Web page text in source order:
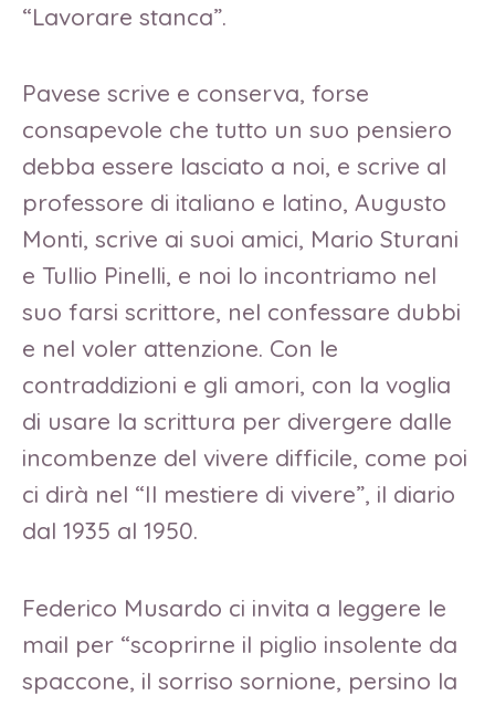
“Lavorare stanca”.
Pavese scrive e conserva, forse
consapevole che tutto un suo pensiero
debba essere lasciato a noi, e scrive al
professore di italiano e latino, Augusto
Monti, scrive ai suoi amici, Mario Sturani
e Tullio Pinelli, e noi lo incontriamo nel
suo farsi scrittore, nel confessare dubbi
e nel voler attenzione. Con le
contraddizioni e gli amori, con la voglia
di usare la scrittura per divergere dalle
incombenze del vivere difficile, come poi
ci dirà nel “Il mestiere di vivere”, il diario
dal 1935 al 1950.
Federico Musardo ci invita a leggere le
mail per “scoprirne il piglio insolente da
spaccone, il sorriso sornione, persino la